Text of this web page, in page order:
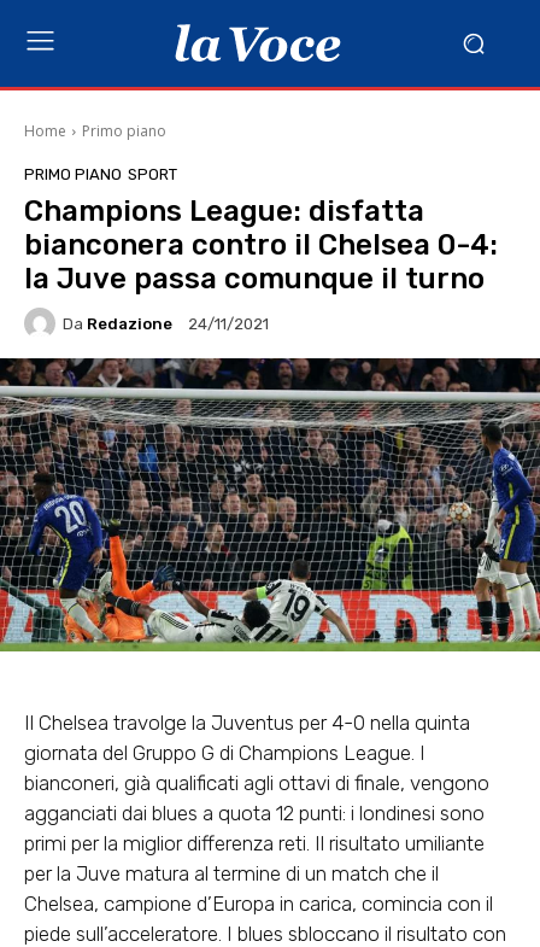
Home Primo piano
PRIMO PIANO SPORT
Champions League: disfatta
bianconera contro il Chelsea 0-4:
la Juve passa comunque il turno
Da Redazione 24/11/2021
Il Chelsea travolge la Juventus per 4-0 nella quinta
giornata del Gruppo G di Champions League. I
bianconeri, già qualificati agli ottavi di finale, vengono
agganciati dai blues a quota 12 punti: i londinesi sono
primi per la miglior differenza reti. Il risultato umiliante
per la Juve matura al termine di un match che il
Chelsea, campione d’Europa in carica, comincia con il
piede sull’acceleratore. I blues sbloccano il risultato con